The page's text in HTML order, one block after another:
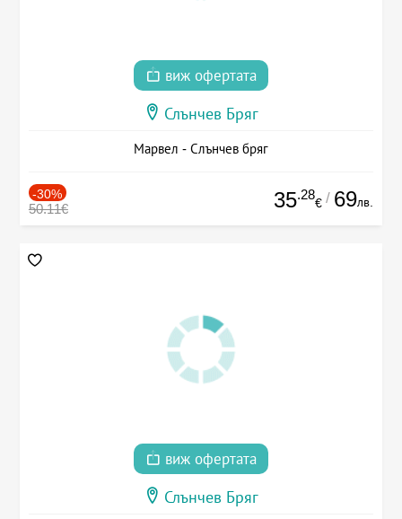
виж офертата
Слънчев Бряг
Марвел - Слънчев бряг
-30%
50.11€ 35.28
€ / 69лв.
виж офертата
Слънчев Бряг